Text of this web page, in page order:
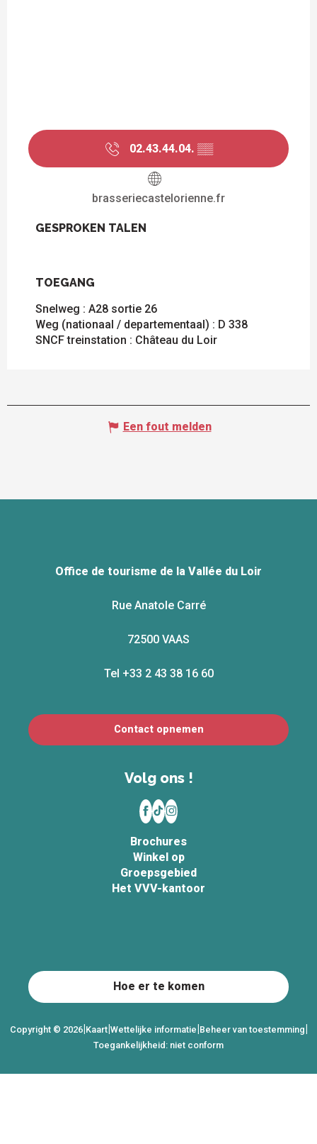
02.43.44.04. ▒▒
brasseriecastelorienne.fr
GESPROKEN TALEN
GESPROKEN TALEN
TOEGANG
TOEGANG
Snelweg : A28 sortie 26
Weg (nationaal / departementaal) : D 338
SNCF treinstation : Château du Loir
Een fout melden
Office de tourisme de la Vallée du Loir
Rue Anatole Carré
72500 VAAS
Tel +33 2 43 38 16 60
Contact opnemen
Volg ons !
Brochures
Winkel op
Groepsgebied
Het VVV-kantoor
Copyright © 2026|Kaart|Wettelijke informatie|Beheer van toestemming|
Toegankelijkheid: niet conform
Hoe er te komen